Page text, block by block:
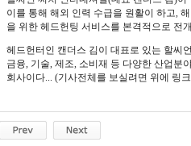
이를 통해 해외 인력 수급을 원활이 하고,
을 위한 헤드헌팅 서비스를 본격적으로 전
헤드헌터인 캔더스 김이 대표로 있는 할씨
금융, 기술, 제조, 소비재 등 다양한 산업분
회사이다... (기사전체를 보실려면 위에 링